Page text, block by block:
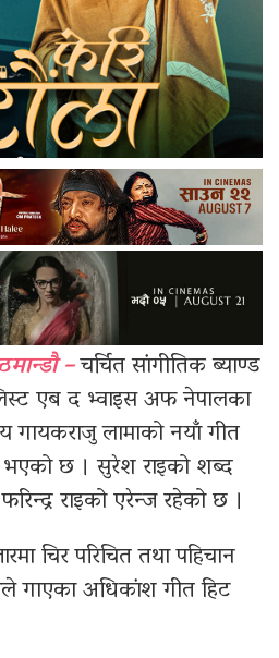
–चर्चित सांगीतिक ब्याण्ड
एब द भ्वाइस अफ नेपालका
गायकराजु लामाको नयाँ गीत
भएको छ । सुरेश राइको शब्द
राइको एरेन्ज रहेको छ ।
चिर परिचित तथा पहिचान
गाएका अधिकांश गीत हिट